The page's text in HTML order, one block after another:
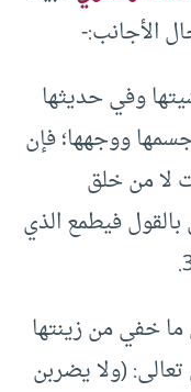
الأجانب:-
وفي حديثها
ووجهها؛ فإن
لا من خلق
فيطمع الذي
ما خفي من زينتها
تعالى: (ولا يضربن